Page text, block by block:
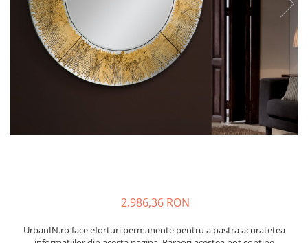
2.986,36 RON
UrbanIN.ro face eforturi permanente pentru a pastra acuratetea